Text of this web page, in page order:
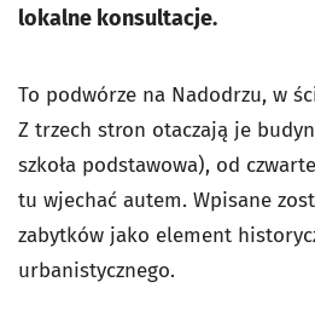
lokalne konsultacje.
To podwórze na Nadodrzu, w
Z trzech stron otaczają je
szkoła podstawowa), od
tu wjechać autem. Wpisane
zabytków jako element
urbanistycznego.